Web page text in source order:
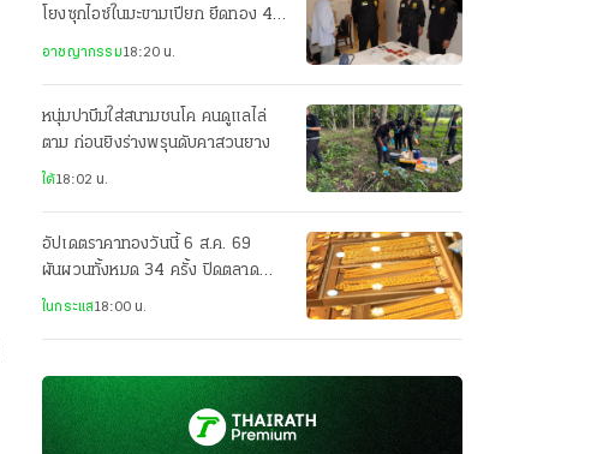
โยงซุกไอซ์ในมะขามเปียก ยึดทอง 40
อาชญากรรม18:20 น.
หนุ่มปาบึมใส่สนามชนโค คนดูแลไล่
ตาม ก่อนยิงร่างพรุนดับคาสวนยาง
ใต้18:02 น.
อัปเดตราคาทองวันนี้ 6 ส.ค. 69
ผันผวนทั้งหมด 34 ครั้ง ปิดตลาด
ปรับขึ้น 1,500 บาท
ในกระแส18:00 น.